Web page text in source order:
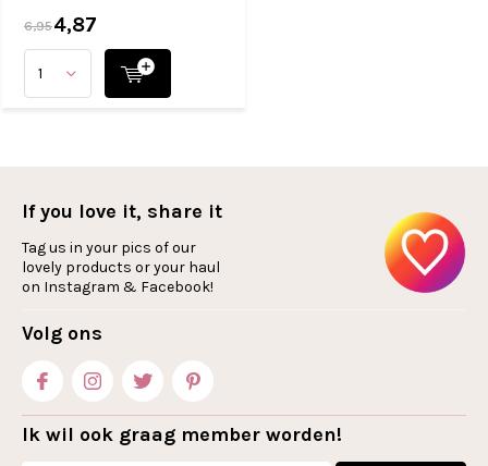
6,954,87
If you love it, share it
Tag us in your pics of our
lovely products or your haul
on Instagram & Facebook!
Volg ons
Ik wil ook graag member worden!